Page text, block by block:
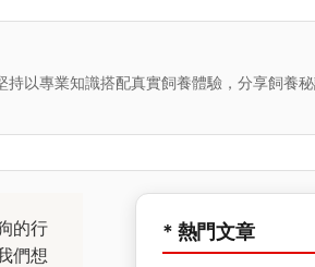
以專業知識搭配真實飼養體驗，分享飼養
的行
們想
* 熱門文章